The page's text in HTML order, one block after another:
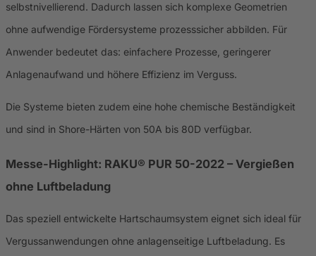
selbstnivellierend. Dadurch lassen sich komplexe Geometrien
ohne aufwendige Fördersysteme prozesssicher abbilden. Für
Anwender bedeutet das: einfachere Prozesse, geringerer
Anlagenaufwand und höhere Effizienz im Verguss.
Die Systeme bieten zudem eine hohe chemische Beständigkeit
und sind in Shore-Härten von 50A bis 80D verfügbar.
Messe-Highlight: RAKU® PUR 50-2022 – Vergießen
ohne Luftbeladung
Das speziell entwickelte Hartschaumsystem eignet sich ideal für
Vergussanwendungen ohne anlagenseitige Luftbeladung. Es